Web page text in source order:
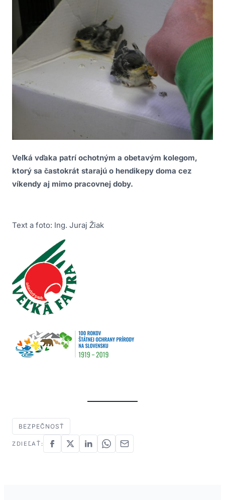
Veľká vďaka patrí ochotným a obetavým kolegom,
ktorý sa častokrát starajú o hendikepy doma cez
víkendy aj mimo pracovnej doby.
Text a foto: Ing. Juraj Žiak
BEZPEČNOSŤ
ZDIEĽAŤ: